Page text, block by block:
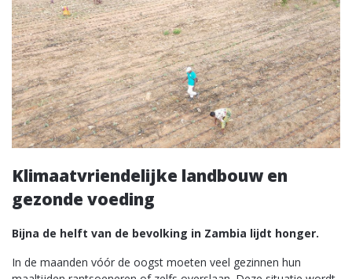
Klimaatvriendelijke landbouw en
gezonde voeding
Bijna de helft van de bevolking in Zambia lijdt honger.
In de maanden vóór de oogst moeten veel gezinnen hun